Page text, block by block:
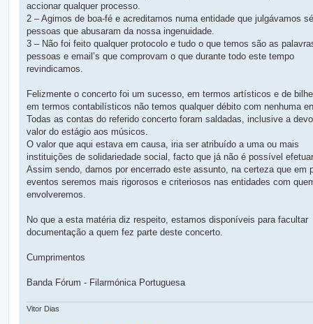
accionar qualquer processo.
2 – Agimos de boa-fé e acreditamos numa entidade que julgávamos
pessoas que abusaram da nossa ingenuidade.
3 – Não foi feito qualquer protocolo e tudo o que temos são as
pessoas e email’s que comprovam o que durante todo este tempo
revindicamos.
Felizmente o concerto foi um sucesso, em termos artísticos e de
em termos contabilísticos não temos qualquer débito com nenhuma
Todas as contas do referido concerto foram saldadas, inclusive a
valor do estágio aos músicos.
O valor que aqui estava em causa, iria ser atribuído a uma ou mais
instituições de solidariedade social, facto que já não é possível
Assim sendo, damos por encerrado este assunto, na certeza que em
eventos seremos mais rigorosos e criteriosos nas entidades com
envolveremos.
No que a esta matéria diz respeito, estamos disponíveis para facultar
documentação a quem fez parte deste concerto.
Cumprimentos
Banda Fórum - Filarmónica Portuguesa
Vitor Dias